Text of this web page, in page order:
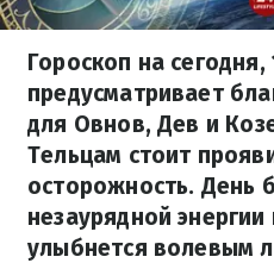
Гороскоп на сегодня,
предусматривает
для Овнов, Дев и
Тельцам стоит
осторожность. День
незаурядной
улыбнется волевым